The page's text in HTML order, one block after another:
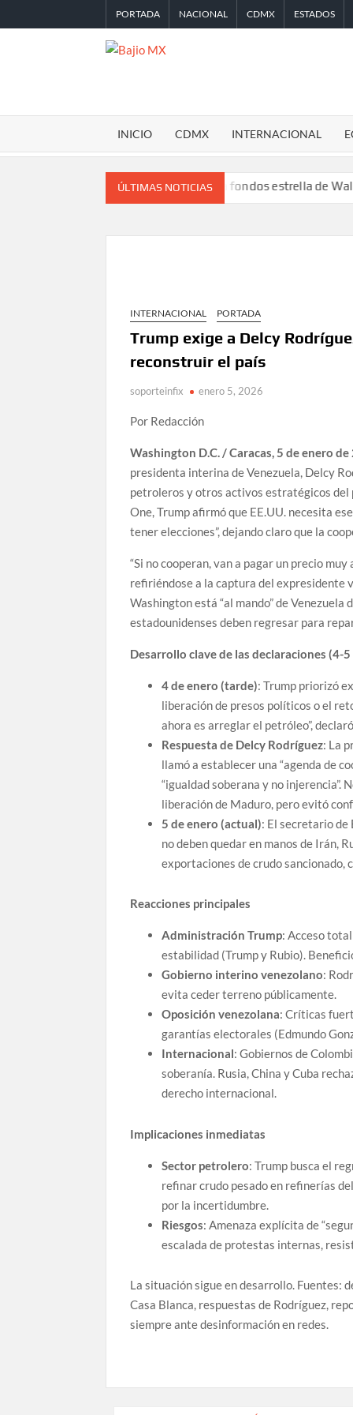
al
PORTADA NACIONAL CDMX ESTADOS
MX
INICIO CDMX INTERNACIONAL
ÚLTIMAS NOTICIAS
Desplome de la IA arrastra a fondos estrella de Wall Street
INTERNACIONAL PORTADA
Trump exige a Delcy
reconstruir el país
soporteinfix enero 5, 2026
Por Redacción
Washington D.C. / Caracas, 5 de enero de
presidenta interina de Venezuela, Delcy
petroleros y otros activos estratégicos del
One, Trump afirmó que EE.UU. necesita
tener elecciones”, dejando claro que la
“Si no cooperan, van a pagar un precio
refiriéndose a la captura del expresidente
Washington está “al mando” de
estadounidenses deben regresar para
Desarrollo clave de las declaraciones (4-
4 de enero (tarde): Trump priorizó
liberación de presos políticos o el
ahora es arreglar el petróleo”,
Respuesta de Delcy Rodríguez: La
llamó a establecer una “agenda de
“igualdad soberana y no
liberación de Maduro, pero evitó
5 de enero (actual): El secretario de
no deben quedar en manos de Irán,
exportaciones de crudo
Reacciones principales
Administración Trump: Acceso
estabilidad (Trump y Rubio).
Gobierno interino venezolano:
evita ceder terreno públicamente.
Oposición venezolana: Críticas
garantías electorales (Edmundo
Internacional: Gobiernos de
soberanía. Rusia, China y Cuba
derecho internacional.
Implicaciones inmediatas
Sector petrolero: Trump busca el
refinar crudo pesado en refinerías
por la incertidumbre.
Riesgos: Amenaza explícita de
escalada de protestas internas,
La situación sigue en desarrollo. Fuentes:
Casa Blanca, respuestas de Rodríguez,
siempre ante desinformación en redes.